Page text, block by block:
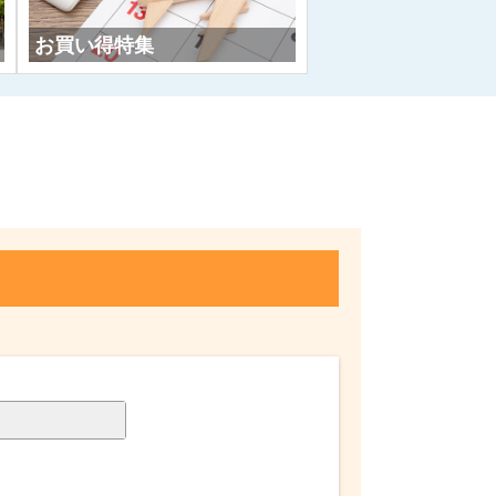
お買い得特集